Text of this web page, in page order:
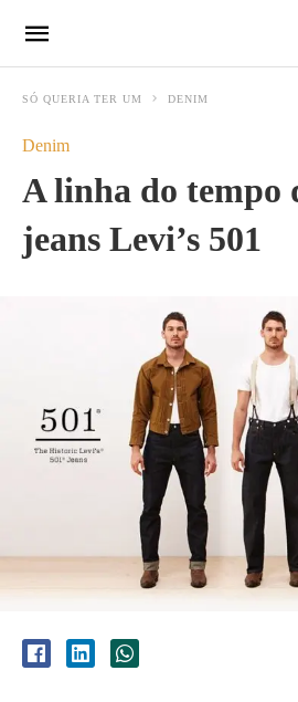
SÓ QUERIA TER UM DENIM
Denim
A linha do tempo
jeans Levi’s 501